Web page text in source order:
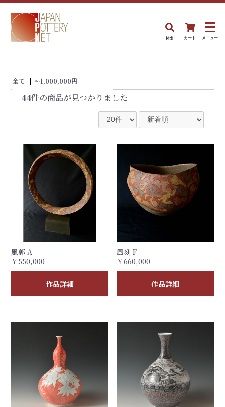
検索 カート メニュー
全て | 〜1,000,000円
44件の商品が見つかりました
風郭 A
￥550,000
作品詳細
風刻 F
￥660,000
作品詳細